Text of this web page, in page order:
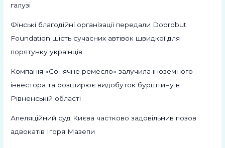
галузі
Фінські благодійні організації передали Dobrobut
Foundation шість сучасних автівок швидкої для
порятунку українців
Компанія «Сонячне ремесло» залучила іноземного
інвестора та розширює видобуток бурштину в
Рівненській області
Апеляційний суд Києва частково задовільнив позов
адвокатів Ігоря Мазепи